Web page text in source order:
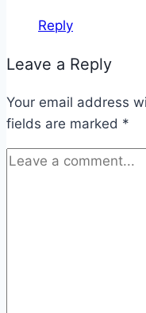
Reply
Leave a Reply
Your email address
fields are marked *